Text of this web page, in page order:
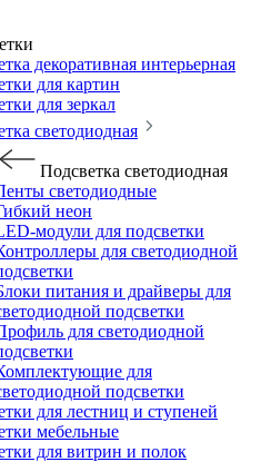
декоративная интерьерная
для картин
для зеркал
светодиодная
Подсветка светодиодная
светодиодные
неон
модули для подсветки
для светодиодной
питания и драйверы для
подсветки
для светодиодной
для
подсветки
для лестниц и ступеней
мебельные
для витрин и полок